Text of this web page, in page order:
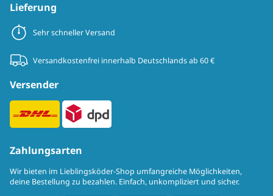
Lieferung
Sehr schneller Versand
Versandkostenfrei innerhalb Deutschlands ab 60 €
Versender
Zahlungsarten
Wir bieten im Lieblingsköder-Shop umfangreiche Möglichkeiten,
deine Bestellung zu bezahlen. Einfach, unkompliziert und sicher.